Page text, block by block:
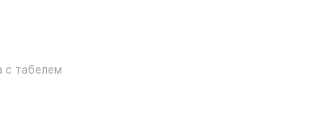
с табелем